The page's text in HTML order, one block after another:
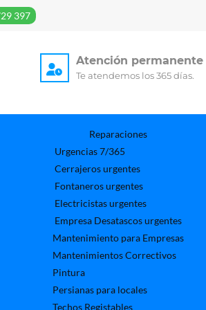
397
Atención permanente
Te atendemos los 365 días.
Reparaciones
Urgencias 7/365
Cerrajeros urgentes
Fontaneros urgentes
Electricistas urgentes
Empresa Desatascos urgentes
Mantenimiento para Empresas​
Mantenimientos Correctivos
Pintura
Persianas para locales
Techos Registables